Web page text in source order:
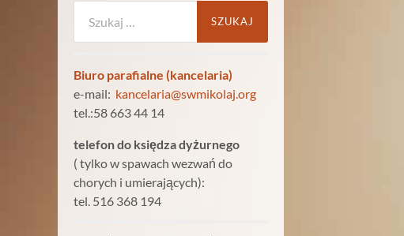
Biuro parafialne (kancelaria)
e-mail: kancelaria@swmikolaj.org
tel.:58 663 44 14
telefon do księdza dyżurnego
( tylko w spawach wezwań do
chorych i umierających):
tel. 516 368 194